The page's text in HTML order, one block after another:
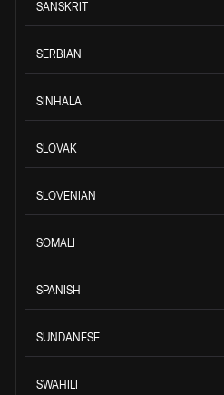
SANSKRIT
SERBIAN
SINHALA
SLOVAK
SLOVENIAN
SOMALI
SPANISH
SUNDANESE
SWAHILI